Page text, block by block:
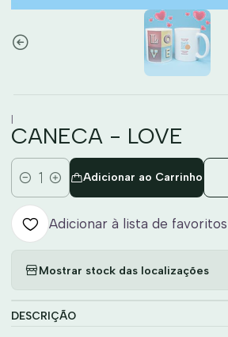
|
CANECA - LOVE
Quantidade
Adicionar ao Carrinho
Adicionar à lista de favoritos
Mostrar stock das localizações
DESCRIÇÃO